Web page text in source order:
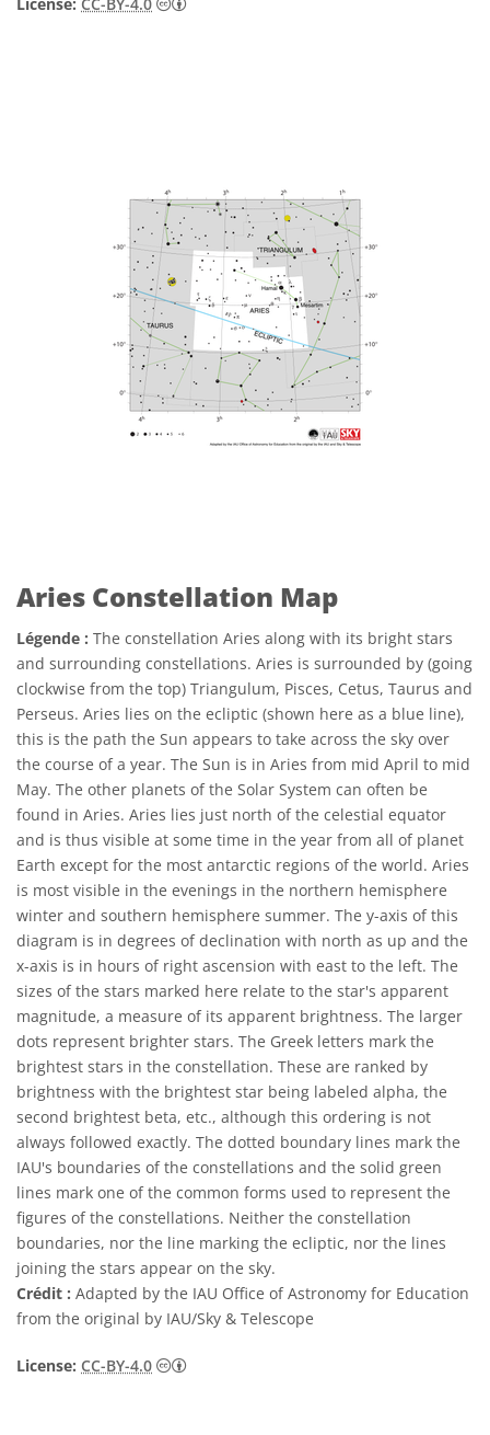
Aries Constellation Map
Légende : The constellation Aries along with its bright stars
and surrounding constellations. Aries is surrounded by (going
clockwise from the top) Triangulum, Pisces, Cetus, Taurus and
Perseus. Aries lies on the ecliptic (shown here as a blue line),
this is the path the Sun appears to take across the sky over
the course of a year. The Sun is in Aries from mid April to mid
May. The other planets of the Solar System can often be
found in Aries. Aries lies just north of the celestial equator
and is thus visible at some time in the year from all of planet
Earth except for the most antarctic regions of the world. Aries
is most visible in the evenings in the northern hemisphere
winter and southern hemisphere summer. The y-axis of this
diagram is in degrees of declination with north as up and the
x-axis is in hours of right ascension with east to the left. The
sizes of the stars marked here relate to the star's apparent
magnitude, a measure of its apparent brightness. The larger
dots represent brighter stars. The Greek letters mark the
brightest stars in the constellation. These are ranked by
brightness with the brightest star being labeled alpha, the
second brightest beta, etc., although this ordering is not
always followed exactly. The dotted boundary lines mark the
IAU's boundaries of the constellations and the solid green
lines mark one of the common forms used to represent the
figures of the constellations. Neither the constellation
boundaries, nor the line marking the ecliptic, nor the lines
joining the stars appear on the sky.
Crédit : Adapted by the IAU Office of Astronomy for Education
from the original by IAU/Sky & Telescope
License: CC-BY-4.0 Creative Commons (CC) Attribution 4.0